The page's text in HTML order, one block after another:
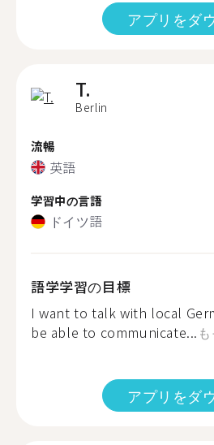
アプリをダ
T.
Berlin
流暢
英語
学習中の言語
ドイツ語
語学学習の目標
I want to talk with local
be able to communicate...
アプリをダ